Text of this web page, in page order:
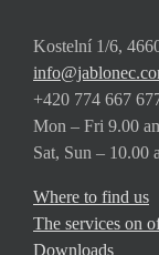
Kostelní 1/6,
+420 774 667
Mon – Fri 9.00
Sat, Sun – 10.00
Where to find us
The services on
Downloads